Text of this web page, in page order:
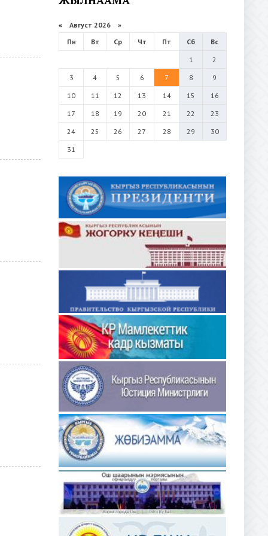
« Август 2026 »
Пн
Вт Ср Чт Пт Сб
Вс
1
2
3
4 5 6 7 8
9
10
11 12 13 14 15
16
17
18 19 20 21 22
23
24
25 26 27 28 29
30
31